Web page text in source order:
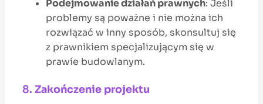
Podejmowanie działań prawnych: Jeśli
problemy są poważne i nie można ich
rozwiązać w inny sposób, skonsultuj się
z prawnikiem specjalizującym się w
prawie budowlanym.
8. Zakończenie projektu